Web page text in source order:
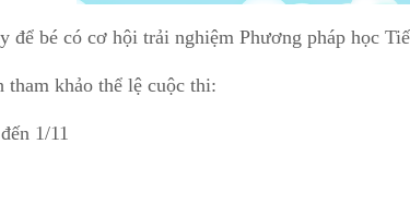
để bé có cơ hội trải nghiệm Phương pháp học
khảo thể lệ cuộc thi:
1/11